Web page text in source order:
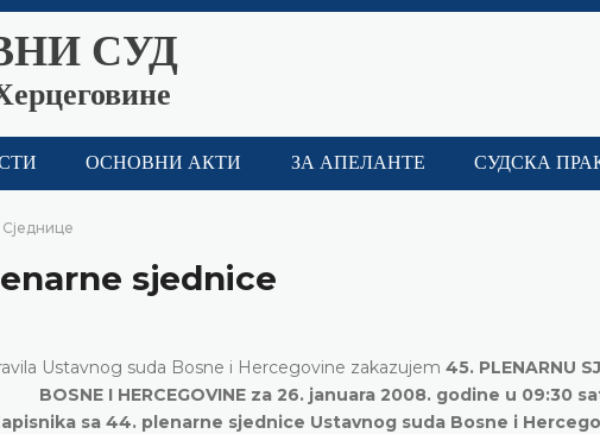
СУД
ОСНОВНИ АКТИ ЗА АПЕЛАНТЕ СУДСКА
Сједнице
sjednice
Ustavnog suda Bosne i Hercegovine zakazujem 45. PLENARNU
BOSNE I HERCEGOVINE za 26. januara 2008. godine u 09:30
sa 44. plenarne sjednice Ustavnog suda Bosne i